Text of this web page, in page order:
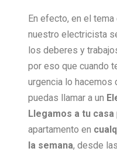
En efecto, en el
nuestro electricista
los deberes y
por eso que cuando
urgencia lo hacemos
puedas llamar a un
Llegamos a tu casa
apartamento en
la semana, desde